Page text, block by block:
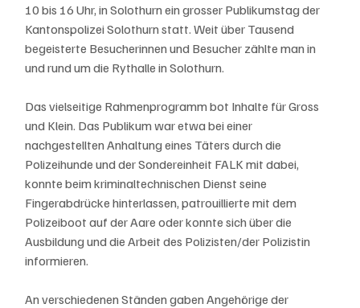
10 bis 16 Uhr, in Solothurn ein grosser Publikumstag der
Kantonspolizei Solothurn statt. Weit über Tausend
begeisterte Besucherinnen und Besucher zählte man in
und rund um die Rythalle in Solothurn.
Das vielseitige Rahmenprogramm bot Inhalte für Gross
und Klein. Das Publikum war etwa bei einer
nachgestellten Anhaltung eines Täters durch die
Polizeihunde und der Sondereinheit FALK mit dabei,
konnte beim kriminaltechnischen Dienst seine
Fingerabdrücke hinterlassen, patrouillierte mit dem
Polizeiboot auf der Aare oder konnte sich über die
Ausbildung und die Arbeit des Polizisten/der Polizistin
informieren.
An verschiedenen Ständen gaben Angehörige der